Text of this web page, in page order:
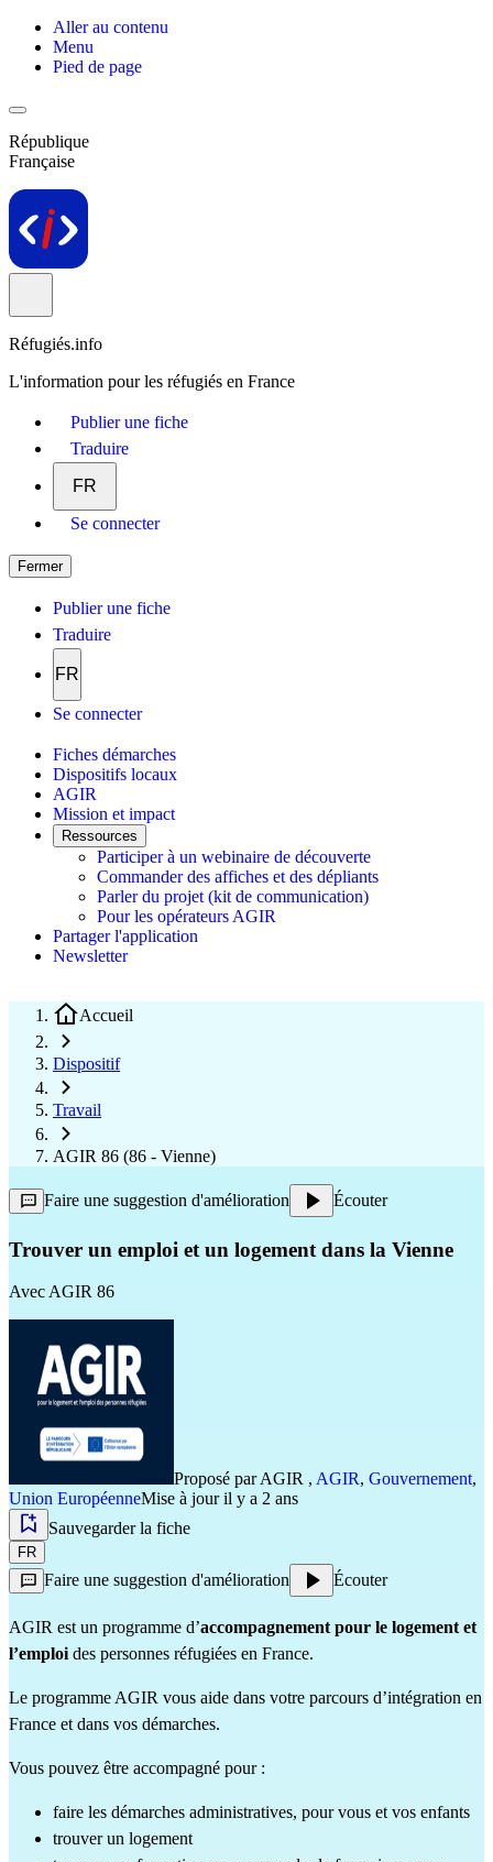
Aller au contenu
Menu
Pied de page
République
Française
Réfugiés.info
L'information pour les réfugiés en France
Publier une fiche
Traduire
FR
Se connecter
Fermer
Publier une fiche
Traduire
FR
Se connecter
Fiches démarches
Dispositifs locaux
AGIR
Mission et impact
Ressources
Participer à un webinaire de découverte
Commander des affiches et des dépliants
Parler du projet (kit de communication)
Pour les opérateurs AGIR
Partager l'application
Newsletter
Accueil
Dispositif
Travail
AGIR 86 (86 - Vienne)
Faire une suggestion d'amélioration Écouter
Trouver un emploi et un logement dans la Vienne
AvecAGIR 86
Proposé parAGIR , AGIR, Gouvernement,
Union EuropéenneMise à jour il y a 2 ans
Sauvegarder la fiche
FR
Faire une suggestion d'amélioration Écouter
AGIR est un programme d’accompagnement pour le logement et
l’emploides personnes réfugiées en France.
Le programme AGIR vous aide dans votre parcours d’intégration en
France et dans vos démarches.
Vous pouvez être accompagné pour :
faire les démarches administratives, pour vous et vos enfants
trouver un logement